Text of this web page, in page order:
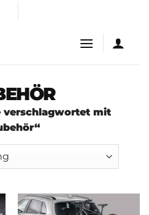
verschlagwortet mit